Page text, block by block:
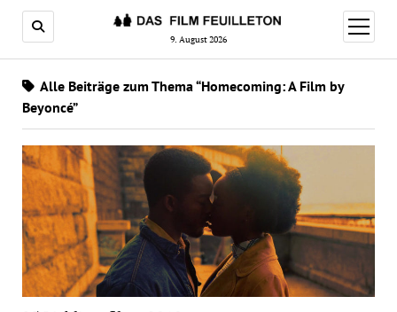
9. August 2026
Menü
öffnen
Alle Beiträge zum Thema “Homecoming: A Film by
Beyoncé”